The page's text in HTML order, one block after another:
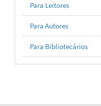
Para Leitores
Para Autores
Para Bibliotecários